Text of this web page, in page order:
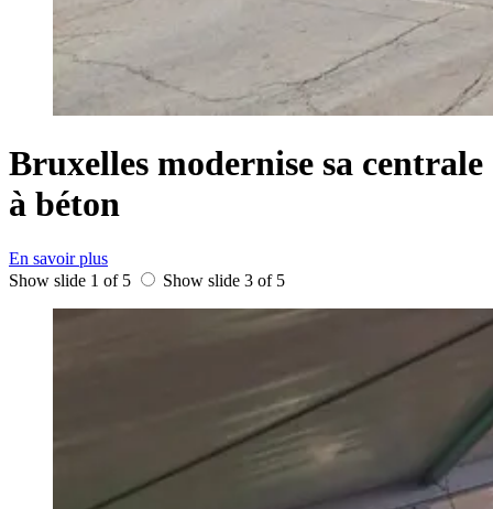
Bruxelles modernise sa centrale
à béton
En savoir plus
Show slide 1 of 5
Show slide 3 of 5